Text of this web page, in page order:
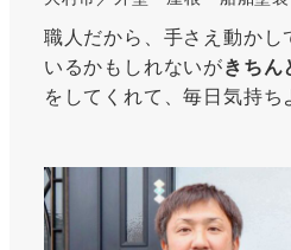
職人だから、手さえ動かし
いるかもしれないがきちん
をしてくれて、毎日気持ち
詳